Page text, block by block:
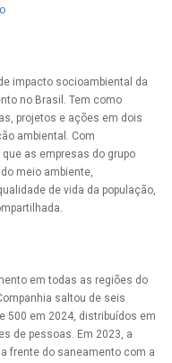
impacto socioambiental da
no Brasil. Tem como
projetos e ações em dois
ambiental. Com
as empresas do grupo
meio ambiente,
de vida da população,
em todas as regiões do
saltou de seis
500 em 2024, distribuídos em
de pessoas. Em 2023, a
frente do saneamento com a